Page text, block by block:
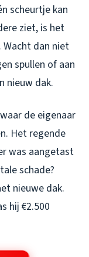
scheurtje kan
ziet, is het
Wacht dan niet
spullen of aan
nieuw dak.
de eigenaar
Het regende
was aangetast
schade?
nieuwe dak.
hij €2.500